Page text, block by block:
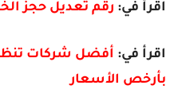
اقرأ في: رقم تعديل حجز
اقرأ في: أفضل شركات
بأرخص الأسعار